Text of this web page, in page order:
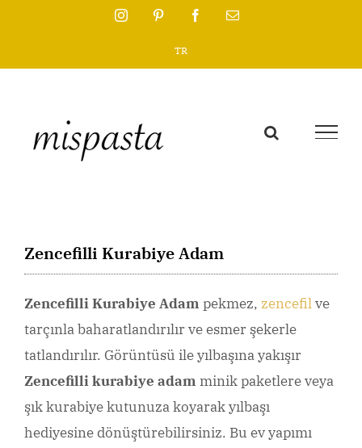
InstagramPinterest FacebookEmail
TR
Zencefilli Kurabiye Adam
Zencefilli Kurabiye Adam pekmez, zencefilve
tarçınla baharatlandırılır ve esmer şekerle
tatlandırılır. Görüntüsü ile yılbaşına yakışır
Zencefilli kurabiye adam minik paketlere veya
şık kurabiye kutunuza koyarak yılbaşı
hediyesine dönüştürebilirsiniz. Bu ev yapımı